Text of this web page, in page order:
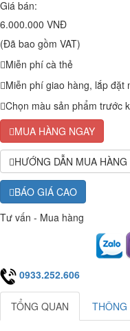
Giá bán:
6.000.000 VNĐ
(Đã bao gồm VAT)
Miễn phí cà thẻ
Miễn phí giao hàng, lắp đặt
Chọn màu sản phẩm trước
MUA HÀNG NGAY
HƯỚNG DẪN MUA HÀNG
BÁO GIÁ CAO
Tư vấn - Mua hàng
0933.252.606
TỔNG QUAN THÔNG